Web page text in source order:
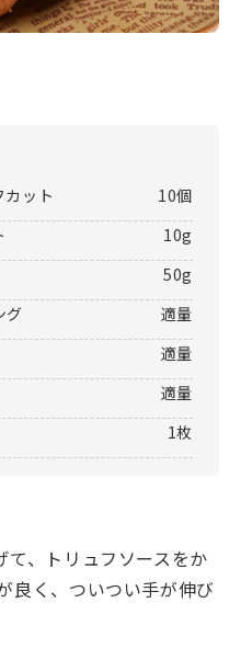
カット
10個
10g
50g
グ
適量
適量
適量
1枚
、トリュフソースをか
良く、ついつい手が伸び